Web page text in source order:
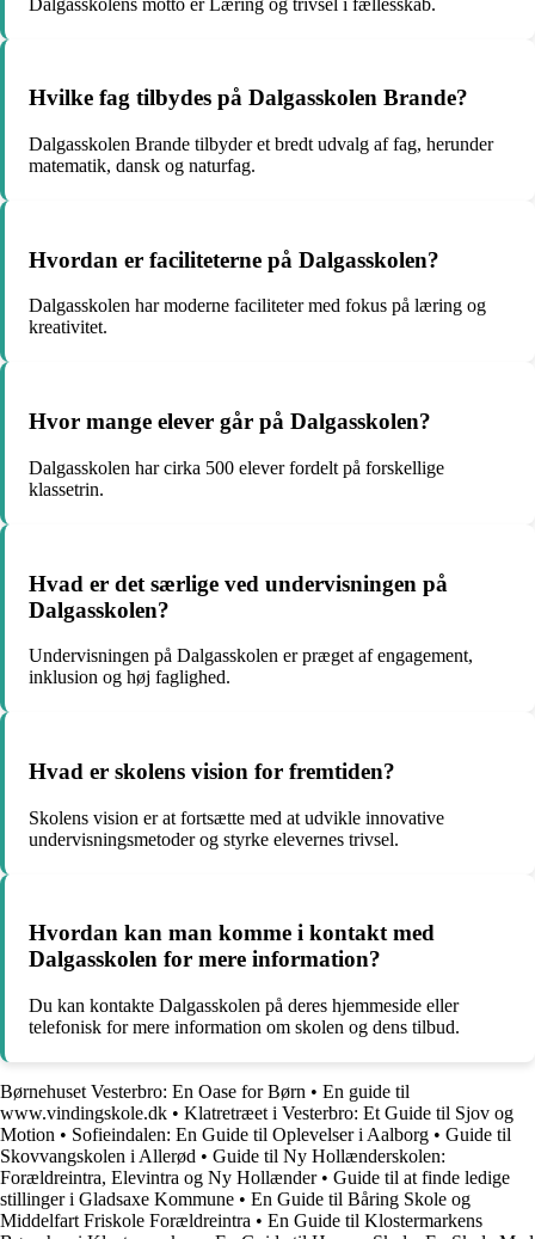
Hvilke fag tilbydes på Dalgasskolen Brande?
Dalgasskolen Brande tilbyder et bredt udvalg af fag, herunder
matematik, dansk og naturfag.
Hvordan er faciliteterne på Dalgasskolen?
Dalgasskolen har moderne faciliteter med fokus på læring og
kreativitet.
Hvor mange elever går på Dalgasskolen?
Dalgasskolen har cirka 500 elever fordelt på forskellige
klassetrin.
Hvad er det særlige ved undervisningen på
Dalgasskolen?
Undervisningen på Dalgasskolen er præget af engagement,
inklusion og høj faglighed.
Hvad er skolens vision for fremtiden?
Skolens vision er at fortsætte med at udvikle innovative
undervisningsmetoder og styrke elevernes trivsel.
Hvordan kan man komme i kontakt med
Dalgasskolen for mere information?
Du kan kontakte Dalgasskolen på deres hjemmeside eller
telefonisk for mere information om skolen og dens tilbud.
Børnehuset Vesterbro: En Oase for Børn • En guide til
www.vindingskole.dk • Klatretræet i Vesterbro: Et Guide til Sjov og
Motion • Sofieindalen: En Guide til Oplevelser i Aalborg • Guide til
Skovvangskolen i Allerød • Guide til Ny Hollænderskolen:
Forældreintra, Elevintra og Ny Hollænder• Guide til at finde ledige
stillinger i Gladsaxe Kommune • En Guide til Båring Skole og
Middelfart Friskole Forældreintra • En Guide til Klostermarkens